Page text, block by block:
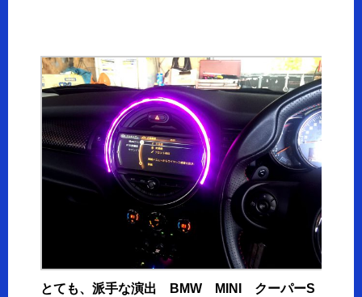
とても、派手な演出 BMW MINI クーパーS